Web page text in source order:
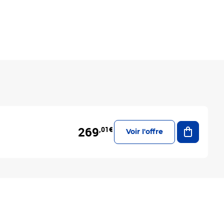
269,01€ Voir l'offre
Ajouter